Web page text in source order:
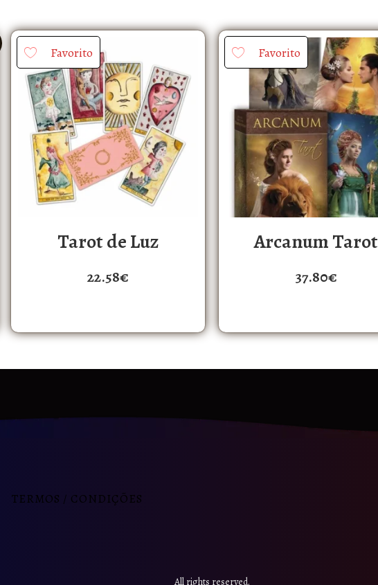
Favorito
Tarot de Luz
22.58€
Favorito
Arcanum Tarot
37.80€
TERMOS / CONDIÇÕES
All rights reserved.